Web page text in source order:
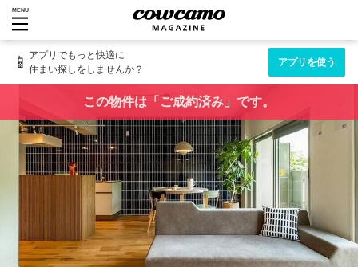
MENU
📱 アプリでもっと快適に
住まい探しをしませんか？
アプリを使う
この物件は「ご成約済み」です。